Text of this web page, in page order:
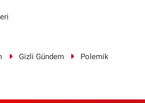
Gizli Gündem
Polemik